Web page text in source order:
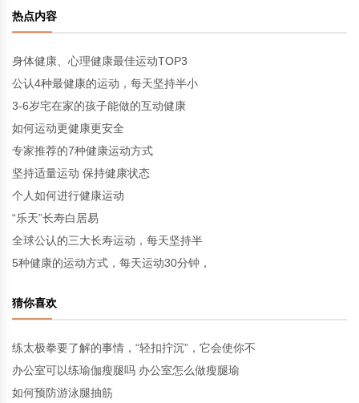
热点内容
身体健康、心理健康最佳运动TOP3
公认4种最健康的运动，每天坚持半小
3-6岁宅在家的孩子能做的互动健康
如何运动更健康更安全
专家推荐的7种健康运动方式
坚持适量运动 保持健康状态
个人如何进行健康运动
“乐天”长寿白居易
全球公认的三大长寿运动，每天坚持半
5种健康的运动方式，每天运动30分钟，
猜你喜欢
练太极拳要了解的事情，“轻扣拧沉”，它会使你不
办公室可以练瑜伽瘦腿吗 办公室怎么做瘦腿瑜
如何预防游泳腿抽筋